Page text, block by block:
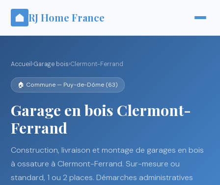
RJ Home France
Accueil ›Garage bois›Clermont-Ferrand
🏠 Commune — Puy-de-Dôme (63)
Garage en bois Clermont-
Ferrand
Construction, livraison et montage de garages en bois
à ossature à Clermont-Ferrand. Sur-mesure ou
standard, 1 ou 2 places. Démarches administratives